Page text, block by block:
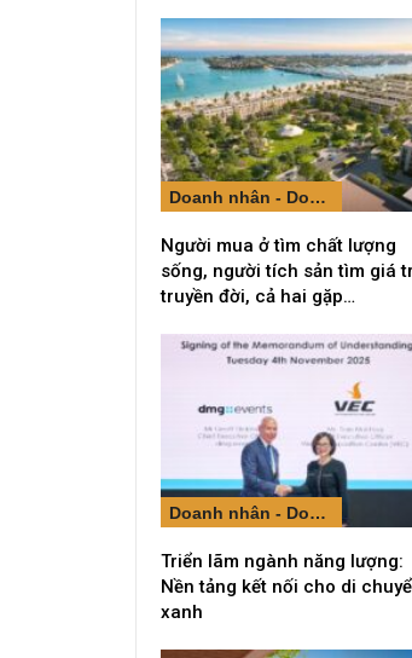
Doanh nhân - Doanh nghiệp
Người mua ở tìm chất lượng
sống, người tích sản tìm giá
truyền đời, cả hai gặp…
Doanh nhân - Doanh nghiệp
Triển lãm ngành năng lượng:
Nền tảng kết nối cho di
xanh